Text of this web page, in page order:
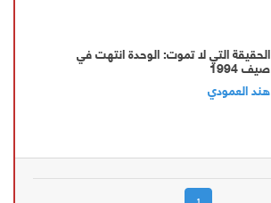
الحقيقة التي لا تموت: الوحدة انتهت في
صيف 1994
هند العمودي